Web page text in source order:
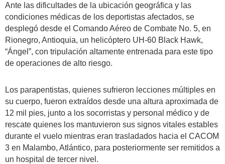
Ante las dificultades de la ubicación geográfica y las
condiciones médicas de los deportistas afectados, se
desplegó desde el Comando Aéreo de Combate No. 5, en
Rionegro, Antioquia, un helicóptero UH-60 Black Hawk,
“Ángel”, con tripulación altamente entrenada para este tipo
de operaciones de alto riesgo.
Los parapentistas, quienes sufrieron lecciones múltiples en
su cuerpo, fueron extraídos desde una altura aproximada de
12 mil pies, junto a los socorristas y personal médico y de
rescate quienes los mantuvieron sus signos vitales estables
durante el vuelo mientras eran trasladados hacia el CACOM
3 en Malambo, Atlántico, para posteriormente ser remitidos a
un hospital de tercer nivel.